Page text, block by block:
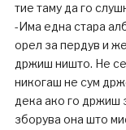
тие таму да го
-Има една стара
орел за пердув и
држиш ништо. Не
никогаш не сум
дека ако го држиш
зборува она што